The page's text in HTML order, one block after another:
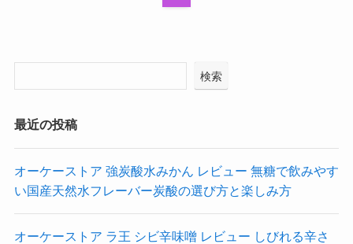
検索
最近の投稿
オーケーストア 強炭酸水みかん レビュー 無糖で飲みやす
い国産天然水フレーバー炭酸の選び方と楽しみ方
オーケーストア ラ王 シビ辛味噌 レビュー しびれる辛さ